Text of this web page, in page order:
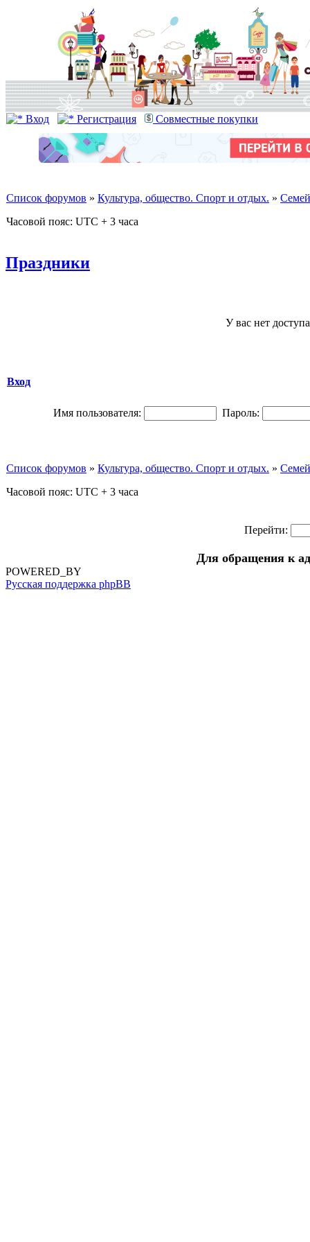
Вход Регистрация Совместные покупки
Список форумов » Культура, общество. Спорт и отдых. »
Часовой пояс: UTC + 3 часа
Праздники
У вас нет
Вход
Имя пользователя: Пароль:
Список форумов » Культура, общество. Спорт и отдых. »
Часовой пояс: UTC + 3 часа
Перейти:
Для обращения к
POWERED_BY
Русская поддержка phpBB